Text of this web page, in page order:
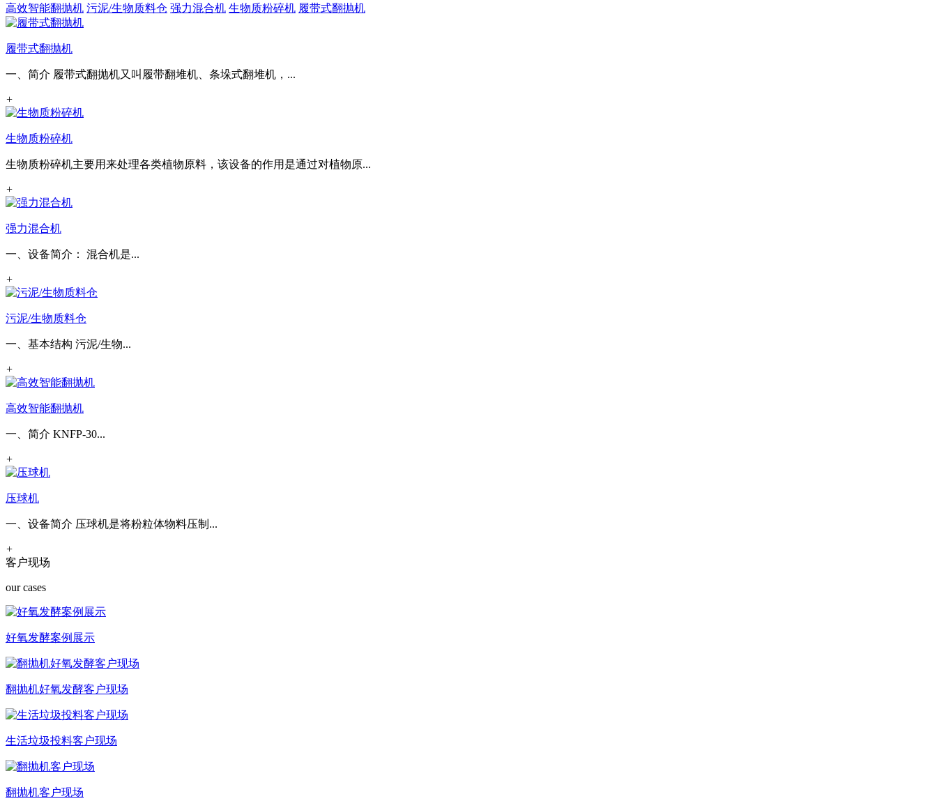
高效智能翻抛机 污泥/生物质料仓 强力混合机 生物质粉碎机 履带式翻抛机
履带式翻抛机
一、简介 履带式翻抛机又叫履带翻堆机、条垛式翻堆机，...
+
生物质粉碎机
生物质粉碎机主要用来处理各类植物原料，该设备的作用是通过对植物原...
+
强力混合机
一、设备简介： 混合机是...
+
污泥/生物质料仓
一、基本结构 污泥/生物...
+
高效智能翻抛机
一、简介 KNFP-30...
+
压球机
一、设备简介 压球机是将粉粒体物料压制...
+
客户现场
our cases
好氧发酵案例展示
翻抛机好氧发酵客户现场
生活垃圾投料客户现场
翻抛机客户现场